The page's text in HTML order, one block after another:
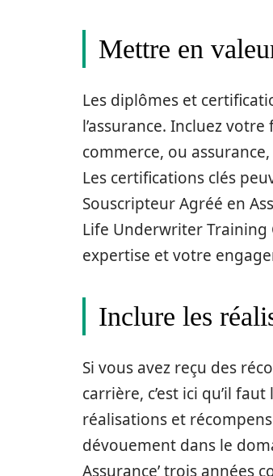
Mettre en
Les diplômes et
l’assurance. Incluez
commerce, ou
Les certifications clés
Souscripteur Agréé en
Life Underwriter Training
expertise et votre
Inclure les
Si vous avez reçu des
carrière, c’est ici qu’il
réalisations et
dévouement dans le
Assurance’ trois années